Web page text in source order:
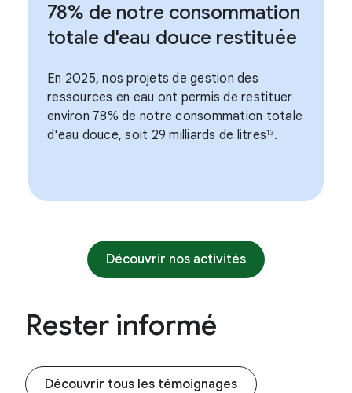
78% de notre consommation
totale d'eau douce restituée
En 2025, nos projets de gestion des
ressources en eau ont permis de restituer
environ 78% de notre consommation totale
d'eau douce, soit 29 milliards de litres13.
Découvrir nos activités
Rester informé
Découvrir tous les témoignages